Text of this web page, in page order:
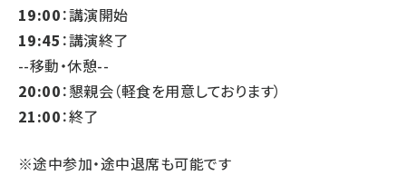
19:00：講演開始
19:45 ：講演終了
--移動・休憩--
20:00：懇親会（軽食を用意しております）
21:00：終了
※途中参加・途中退席も可能です